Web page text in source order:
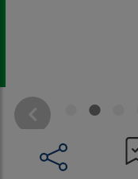
CONDIVIDI